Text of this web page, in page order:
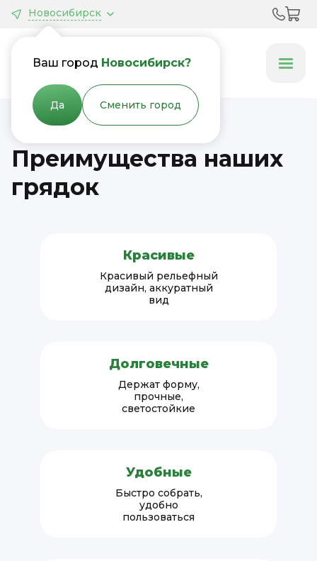
Новосибирск
Ваш город Новосибирск?
Да Сменить город
Грядки & Клумбы
Преимущества наших
грядок
Красивые
Красивый рельефный
дизайн, аккуратный
вид
Долговечные
Держат форму,
прочные,
светостойкие
Удобные
Быстро собрать,
удобно
пользоваться